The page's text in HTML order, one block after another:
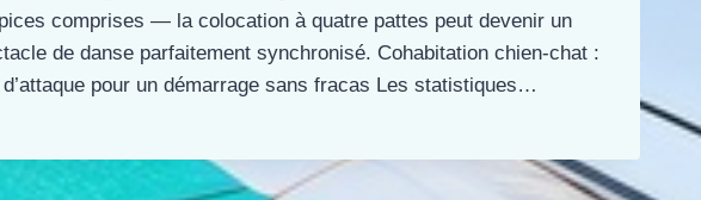
comprises — la colocation à quatre pattes peut devenir un
de danse parfaitement synchronisé. Cohabitation chien-chat :
d’attaque pour un démarrage sans fracas Les statistiques…